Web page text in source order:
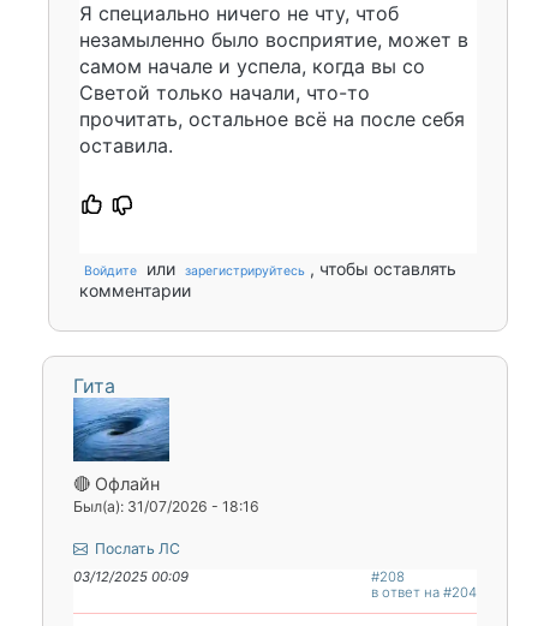
Я специально ничего не чту, чтоб
незамыленно было восприятие, может в
самом начале и успела, когда вы со
Светой только начали, что-то
прочитать, остальное всё на после себя
оставила.
Войдите или зарегистрируйтесь , чтобы оставлять
комментарии
Гита
🔴 Офлайн
Был(а): 31/07/2026 - 18:16
Послать ЛС
03/12/2025 00:09
#208
в ответ на #204